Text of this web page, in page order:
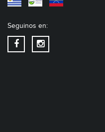
Seguinos en: